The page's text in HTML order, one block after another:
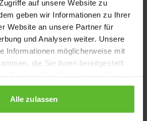
auf unsere Website zu
geben wir Informationen zu Ihrer
Website an unsere Partner für
und Analysen weiter. Unsere
Informationen möglicherweise mit
die Sie ihnen bereitgestellt
Alle zulassen
side exception has occurred
(see the browser console for more
information).